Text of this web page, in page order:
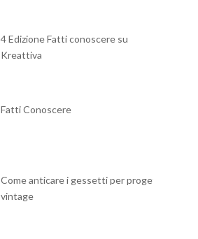
4 Edizione Fatti conoscere su
Kreattiva
Fatti Conoscere
Come anticare i gessetti per progetti
vintage